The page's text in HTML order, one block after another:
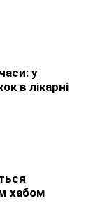
у
в лікарні
хабом